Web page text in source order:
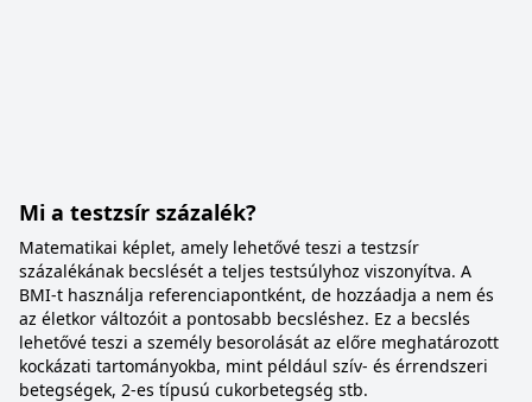
Mi a testzsír százalék?
Matematikai képlet, amely lehetővé teszi a testzsír
százalékának becslését a teljes testsúlyhoz viszonyítva. A
BMI-t használja referenciapontként, de hozzáadja a nem és
az életkor változóit a pontosabb becsléshez. Ez a becslés
lehetővé teszi a személy besorolását az előre meghatározott
kockázati tartományokba, mint például szív- és érrendszeri
betegségek, 2-es típusú cukorbetegség stb.